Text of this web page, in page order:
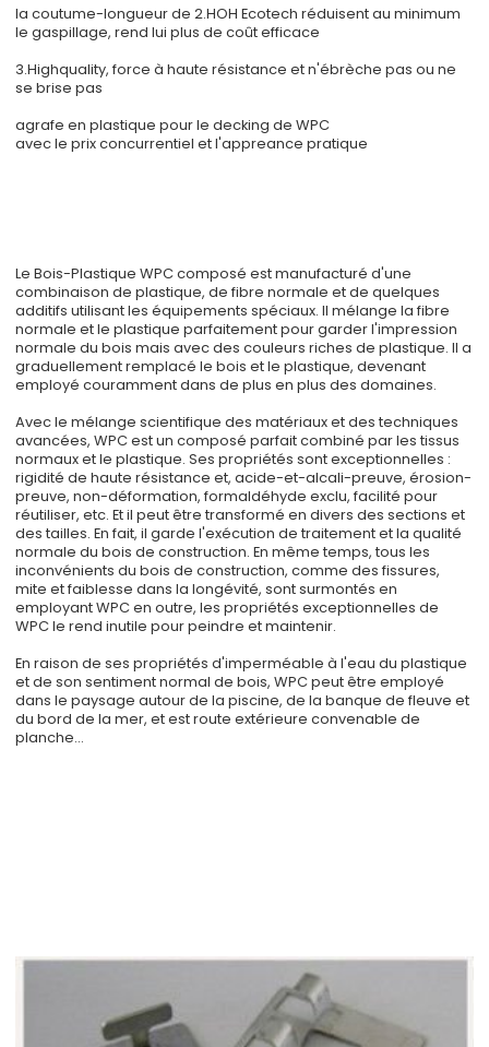
la coutume-longueur de 2.HOH Ecotech réduisent au minimum
le gaspillage, rend lui plus de coût efficace
3.Highquality, force à haute résistance et n'ébrèche pas ou ne
se brise pas
agrafe en plastique pour le decking de WPC
avec le prix concurrentiel et l'appreance pratique
Le Bois-Plastique WPC composé est manufacturé d'une
combinaison de plastique, de fibre normale et de quelques
additifs utilisant les équipements spéciaux. Il mélange la fibre
normale et le plastique parfaitement pour garder l'impression
normale du bois mais avec des couleurs riches de plastique. Il a
graduellement remplacé le bois et le plastique, devenant
employé couramment dans de plus en plus des domaines.
Avec le mélange scientifique des matériaux et des techniques
avancées, WPC est un composé parfait combiné par les tissus
normaux et le plastique. Ses propriétés sont exceptionnelles :
rigidité de haute résistance et, acide-et-alcali-preuve, érosion-
preuve, non-déformation, formaldéhyde exclu, facilité pour
réutiliser, etc. Et il peut être transformé en divers des sections et
des tailles. En fait, il garde l'exécution de traitement et la qualité
normale du bois de construction. En même temps, tous les
inconvénients du bois de construction, comme des fissures,
mite et faiblesse dans la longévité, sont surmontés en
employant WPC en outre, les propriétés exceptionnelles de
WPC le rend inutile pour peindre et maintenir.
En raison de ses propriétés d'imperméable à l'eau du plastique
et de son sentiment normal de bois, WPC peut être employé
dans le paysage autour de la piscine, de la banque de fleuve et
du bord de la mer, et est route extérieure convenable de
planche…